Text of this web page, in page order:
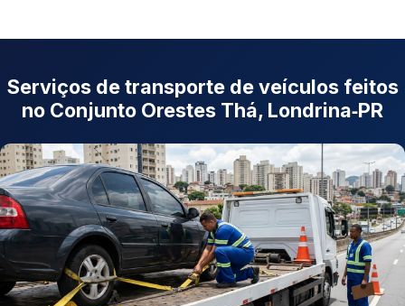
Serviços de transporte de veículos feitos
no Conjunto Orestes Thá, Londrina‑PR